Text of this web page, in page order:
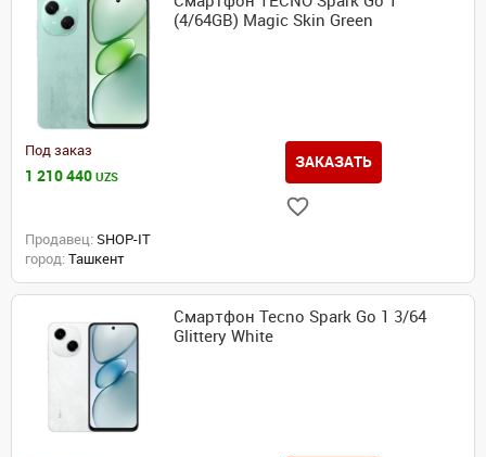
(4/64GB) Magic Skin Green
Под заказ
1 210 440 UZS
ЗАКАЗАТЬ
Продавец: SHOP-IT
город: Ташкент
Смартфон Tecno Spark Go 1 3/64
Glittery White